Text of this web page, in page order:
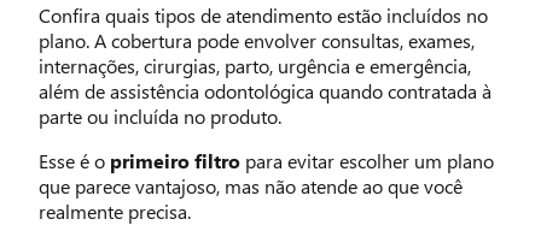
Confira quais tipos de atendimento estão incluídos no
plano. A cobertura pode envolver consultas, exames,
internações, cirurgias, parto, urgência e emergência,
além de assistência odontológica quando contratada à
parte ou incluída no produto.
Esse é o primeiro filtro para evitar escolher um plano
que parece vantajoso, mas não atende ao que você
realmente precisa.